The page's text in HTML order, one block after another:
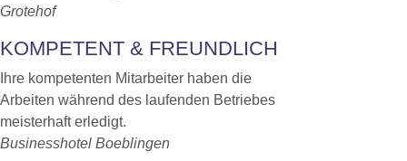
Grotehof
KOMPETENT & FREUNDLICH
Ihre kompetenten Mitarbeiter haben die
Arbeiten während des laufenden Betriebes
meisterhaft erledigt.
Businesshotel Boeblingen